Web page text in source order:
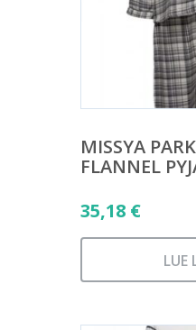
MISSYA
FLANNEL
35,18 €
LUE